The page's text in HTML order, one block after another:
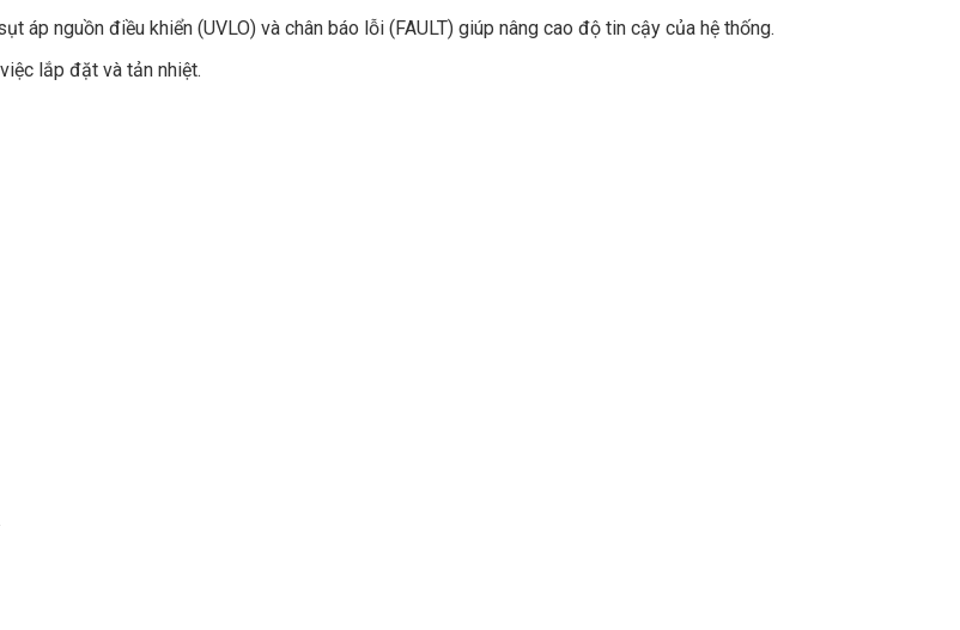
áp nguồn điều khiển (UVLO) và chân báo lỗi (FAULT) giúp nâng cao độ tin cậy của hệ thống.
lắp đặt và tản nhiệt.